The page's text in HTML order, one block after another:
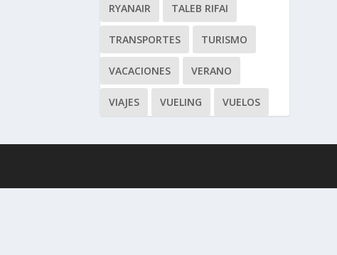
RYANAIR TALEB RIFAI
TRANSPORTES TURISMO
VACACIONES VERANO
VIAJES VUELING VUELOS